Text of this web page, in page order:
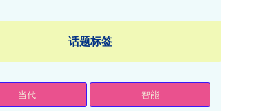
话题标签
当代 智能